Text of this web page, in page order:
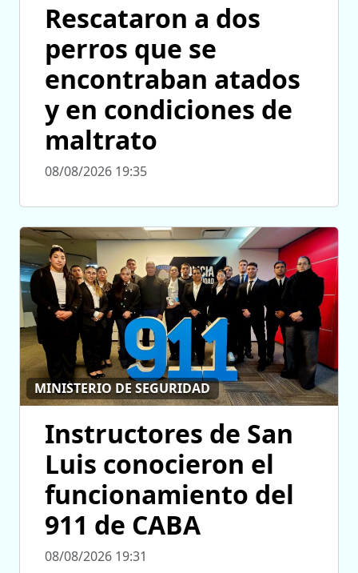
Rescataron a dos
perros que se
encontraban atados
y en condiciones de
maltrato
08/08/2026 19:35
MINISTERIO DE SEGURIDAD
Instructores de San
Luis conocieron el
funcionamiento del
911 de CABA
08/08/2026 19:31